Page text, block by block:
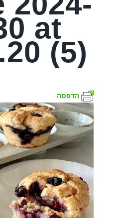
at
(5)
הדפסה